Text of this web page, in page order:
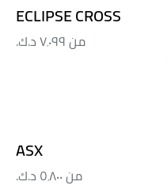
ECLIPSE CROSS
من٧٬٠٩٩ د.ك.‏
ASX
من٥٬٨٠٠ د.ك.‏